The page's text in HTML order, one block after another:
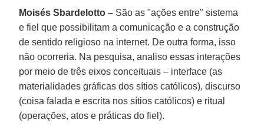
Moisés Sbardelotto – São as "ações entre" sistema
e fiel que possibilitam a comunicação e a construção
de sentido religioso na internet. De outra forma, isso
não ocorreria. Na pesquisa, analiso essas interações
por meio de três eixos conceituais – interface (as
materialidades gráficas dos sítios católicos), discurso
(coisa falada e escrita nos sítios católicos) e ritual
(operações, atos e práticas do fiel).